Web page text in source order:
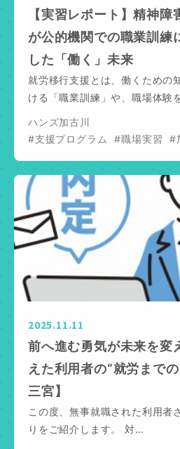
【実習レポート】精神
が公的機関での職業訓練
した「働く」未来
就労移行支援とは、働くための
ける「職業訓練」や、職場体験
ハンズ加古川
#支援プログラム
#職場実習 #
2025.11.11
前へ進む勇気が未来を変
えた利用者の“就労まで
三宮】
この度、無事就職された利用者
りをご紹介します。 対…